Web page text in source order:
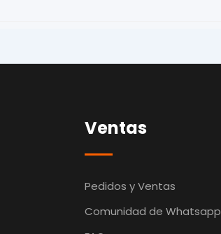
Ventas
Pedidos y Ventas
Comunidad de Whatsapp